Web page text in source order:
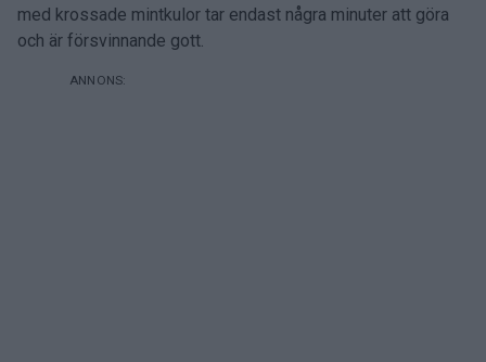
med krossade mintkulor tar endast några minuter att göra
och är försvinnande gott.